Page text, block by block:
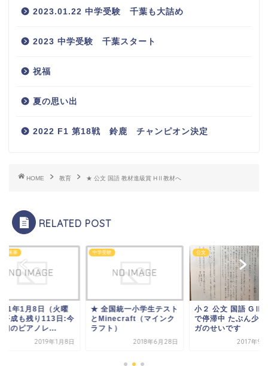
2023.01.22 中学受験 千葉も大詰め
2023 中学受験 千葉スタート
祝福
夏の思い出
2022 F1 第18戦 鈴鹿 チャンピオン決定
HOME 教育 ★ 公文 国語 教材進級賞 HⅡ教材へ
RELATED POST
出来事
31年1月8日（火曜
平成も残り113日:今
初のピアノレ...
2019年1月8日
中学受験
★ 全国統一小学生テスト
とMinecraft（マインク
ラフト）
2018年6月28日
公文
小２ 公文 国語 GⅡ
で停滞中 たぶん少女
ガのせいです
2017年9